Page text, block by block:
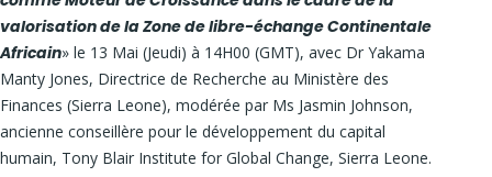
valorisation de la Zone de libre-échange Continentale
Africain» le 13 Mai (Jeudi) à 14H00 (GMT), avec Dr Yakama
Manty Jones, Directrice de Recherche au Ministère des
Finances (Sierra Leone), modérée par Ms Jasmin Johnson,
ancienne conseillère pour le développement du capital
humain, Tony Blair Institute for Global Change, Sierra Leone.